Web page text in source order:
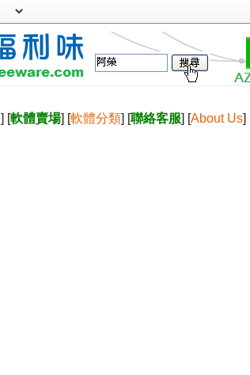
] [軟體賣場] [軟體分類] [聯絡客服] [About Us]